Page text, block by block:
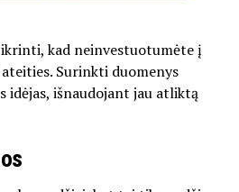
kad neinvestuotumėte į
Surinkti duomenys
idėjas, išnaudojant jau atliktą